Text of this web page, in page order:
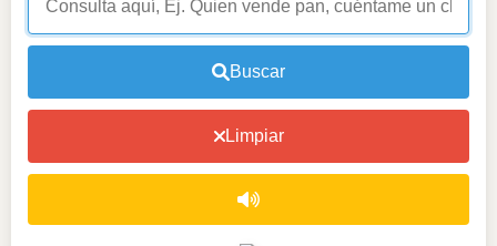
Buscar
Limpiar